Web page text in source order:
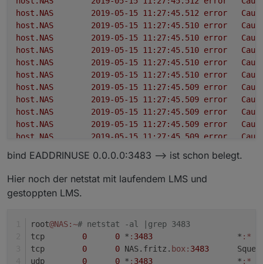
host.NAS
error
host.NAS
error
host.NAS
error
host.NAS
error
host.NAS
error
host.NAS
error
host.NAS
error
host.NAS
error
host.NAS
error
host.NAS
error
host.NAS
error
host.NAS
2019-05-15 11:27:45.508 error
host.NAS
error
bind EADDRINUSE 0.0.0.0:3483 --> ist schon belegt.
Hier noch der netstat mit laufendem LMS und
gestoppten LMS.
root@NAS:~# netstat -al |grep 3483
tcp 0 0 * : 3483
                  *
:*
tcp 0 0 NAS.fritz. box: 3483
udp 0 0 * : 3483
                  *
:*